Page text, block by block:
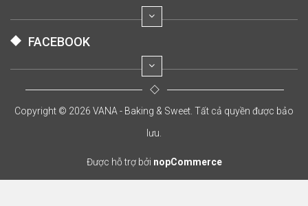
FACEBOOK
Copyright © 2026 VANA - Baking & Sweet. Tất cả quyền được bảo
lưu.
Được hỗ trợ bởi nopCommerce